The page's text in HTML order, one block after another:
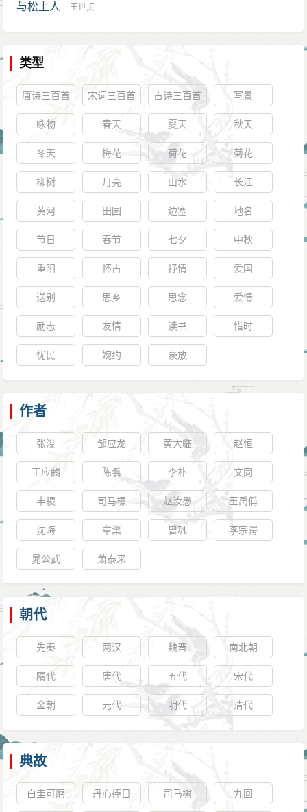
与松上人 王世贞
类型
唐诗三百首 宋词三百首 古诗三百首 写景
咏物 春天 夏天 秋天
冬天 梅花 荷花 菊花
柳树 月亮 山水 长江
黄河 田园 边塞 地名
节日 春节 七夕 中秋
重阳 怀古 抒情 爱国
送别 思乡 思念 爱情
励志 友情 读书 惜时
忧民 婉约 豪放
作者
张浚 邹应龙 黄大临 赵恒
王应麟 陈翥 李朴 文同
丰稷 司马槱 赵汝愚 王禹偁
沈晦 章楶 曾巩 李宗谔
晁公武 萧泰来
朝代
先秦 两汉 魏晋 南北朝
隋代 唐代 五代 宋代
金朝 元代 明代 清代
典故
白圭可磨 丹心捧日 司马树 九回